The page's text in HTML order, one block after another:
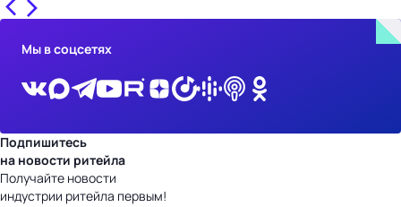
Мы в соцсетях
Подпишитесь
на новости ритейла
Получайте новости
индустрии ритейла первым!